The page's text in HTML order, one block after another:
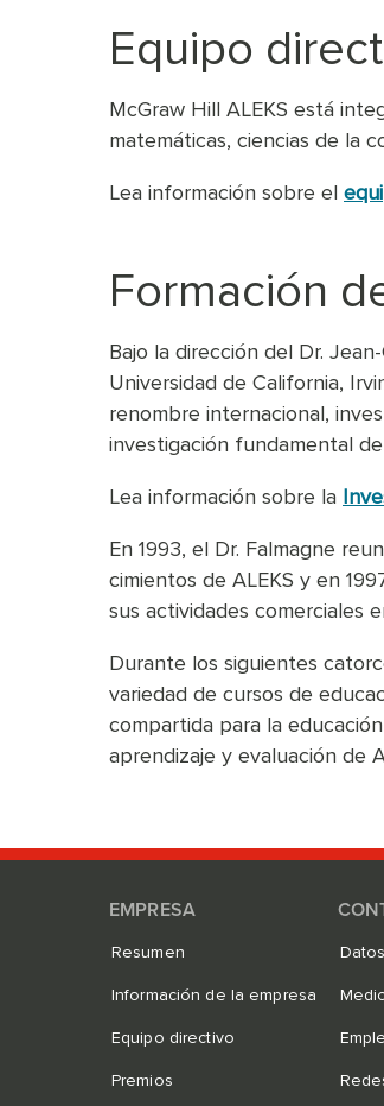
Equipo
McGraw Hill ALEKS está
matemáticas, ciencias de la
Lea información sobre el
Formación
Bajo la dirección del Dr.
Universidad de California,
renombre internacional,
investigación fundamental
Lea información sobre la
En 1993, el Dr. Falmagne
cimientos de ALEKS y en
sus actividades comerciales
Durante los siguientes
variedad de cursos de
compartida para la
aprendizaje y evaluación de
EMPRESA
Resumen
Información de la empresa
Equipo directivo
Premios